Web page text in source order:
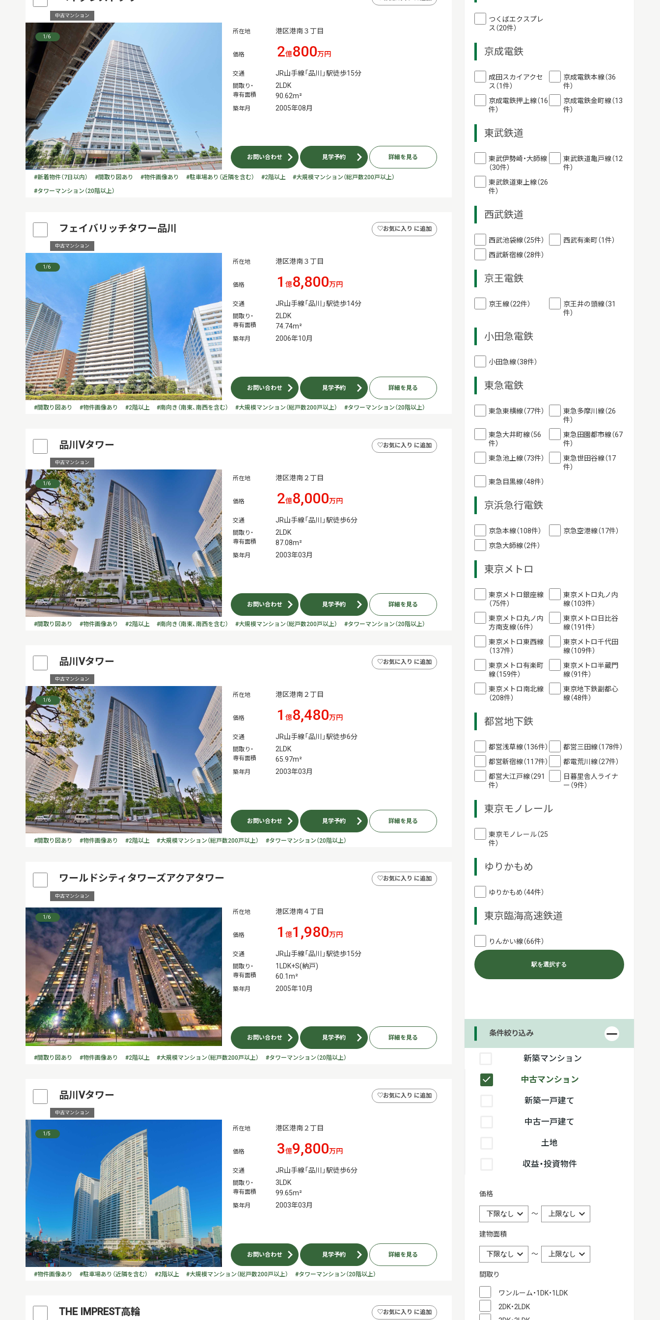
つくばエクスプレ
ス（20件）
京成電鉄
成田スカイアクセ
ス（1件）
京成電鉄本線（36
件）
京成電鉄押上線（16
件）
京成電鉄金町線（13
件）
東武鉄道
東武伊勢崎・大師線
（30件）
東武鉄道亀戸線（12
件）
東武鉄道東上線（26
件）
西武鉄道
西武池袋線（25件）
西武有楽町（1件）
西武新宿線（28件）
京王電鉄
京王線（22件）
京王井の頭線（31
件）
小田急電鉄
小田急線（38件）
東急電鉄
東急東横線（77件）
東急多摩川線（26
件）
東急大井町線（56
件）
東急田園都市線（67
件）
東急池上線（73件）
東急世田谷線（17
件）
東急目黒線（48件）
京浜急行電鉄
京急本線（108件）
京急空港線（17件）
京急大師線（2件）
東京メトロ
東京メトロ銀座線
（75件）
東京メトロ丸ノ内
線（103件）
東京メトロ丸ノ内
方南支線（6件）
東京メトロ日比谷
線（191件）
東京メトロ東西線
（137件）
東京メトロ千代田
線（109件）
東京メトロ有楽町
線（159件）
東京メトロ半蔵門
線（91件）
東京メトロ南北線
（208件）
東京地下鉄副都心
線（48件）
都営地下鉄
都営浅草線（136件）
都営三田線（178件）
都営新宿線（117件）
都電荒川線（27件）
都営大江戸線（291
件）
日暮里舎人ライナ
ー（9件）
東京モノレール
東京モノレール（25
件）
ゆりかもめ
ゆりかもめ（44件）
東京臨海高速鉄道
りんかい線（66件）
駅を選択する
条件絞り込み
新築マンション
中古マンション
新築一戸建て
中古一戸建て
土地
収益・投資物件
価格
～
建物面積
～
間取り
ワンルーム・1DK・1LDK
2DK・2LDK
中古マンション
所在地 港区港南３丁目
価格 2億800万円
交通 JR山手線「品川」駅徒歩15分
間取り・
専有面積
2LDK
90.62m²
築年月 2005年08月
1 /6
#新着物件（7日以内） #間取り図あり #物件画像あり #駐車場あり（近隣を含む） #2階以上
#大規模マンション（総戸数200戸以上）
#タワーマンション（20階以上）
お問い合わせ 見学予約 詳細を見る
フェイバリッチタワー品川
中古マンション
所在地 港区港南３丁目
価格 1 億8,800万円
交通 JR山手線「品川」駅徒歩14分
間取り・
専有面積
2LDK
74.74m²
築年月 2006年10月
1 /6
#間取り図あり #物件画像あり #2階以上 #南向き（南東、南西を含む） #大規模マンション（総戸数200戸以上） #タワーマンション（20階以上）
♡お気に入り に追加
お問い合わせ 見学予約 詳細を見る
品川Vタワー
中古マンション
所在地 港区港南２丁目
価格 2億8,000万円
交通 JR山手線「品川」駅徒歩6分
間取り・
専有面積
2LDK
87.08m²
築年月 2003年03月
1 /6
#間取り図あり #物件画像あり #2階以上 #南向き（南東、南西を含む） #大規模マンション（総戸数200戸以上） #タワーマンション（20階以上）
♡お気に入り に追加
お問い合わせ 見学予約 詳細を見る
品川Vタワー
中古マンション
所在地 港区港南２丁目
価格 1 億8,480万円
交通 JR山手線「品川」駅徒歩6分
間取り・
専有面積
2LDK
65.97m²
築年月 2003年03月
1 /6
#間取り図あり #物件画像あり #2階以上 #大規模マンション（総戸数200戸以上） #タワーマンション（20階以上）
♡お気に入り に追加
お問い合わせ 見学予約 詳細を見る
ワールドシティタワーズアクアタワー
中古マンション
所在地 港区港南４丁目
価格 1 億1,980万円
交通 JR山手線「品川」駅徒歩15分
間取り・
専有面積
1LDK+S(納戸)
60.1m²
築年月 2005年10月
1 /6
#間取り図あり #物件画像あり #2階以上 #大規模マンション（総戸数200戸以上） #タワーマンション（20階以上）
♡お気に入り に追加
お問い合わせ 見学予約 詳細を見る
品川Vタワー
中古マンション
所在地 港区港南２丁目
価格 3億9,800万円
交通 JR山手線「品川」駅徒歩6分
間取り・
専有面積
3LDK
99.65m²
築年月 2003年03月
1 /5
#物件画像あり #駐車場あり（近隣を含む） #2階以上 #大規模マンション（総戸数200戸以上） #タワーマンション（20階以上）
♡お気に入り に追加
お問い合わせ 見学予約 詳細を見る
THE IMPREST高輪 ♡お気に入り に追加